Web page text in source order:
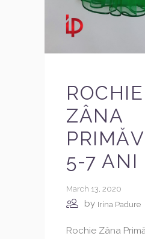
ROCHIE
ZÂNA
5-7 ANI
March 13, 2020
by Irina Padure
Rochie Zâna